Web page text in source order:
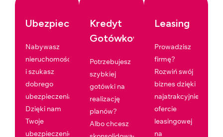
Ubezpieczenia
Nabywasz
nieruchomość
i szukasz
dobrego
ubezpieczenia?
Dzięki nam
Twoje
ubezpieczenie
Kredyt
Gotówkowy
Potrzebujesz
szybkiej
gotówki na
realizację
planów?
Albo chcesz
Leasing
Prowadzisz
firmę?
Rozwiń swój
biznes dzięki
najatrakcyjniejszej
ofercie
leasingowej
na